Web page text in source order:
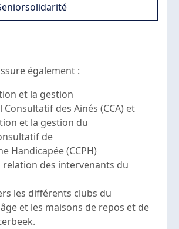
également :
et la gestion
Consultatif des Ainés (CCA) et
et la gestion du
de
Handicapée (CCPH)
relation des intervenants du
les différents clubs du
et les maisons de repos et de